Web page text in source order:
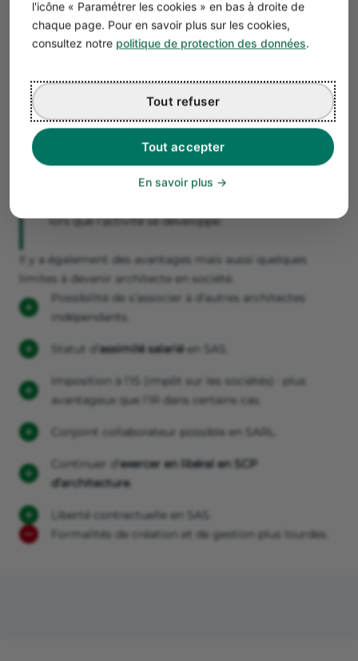
l'icône « Paramétrer les cookies » en bas à droite de
chaque page. Pour en savoir plus sur les cookies,
consultez notre politique de protection des données.
Tout accepter
Tout refuser
En savoir plus
Peu de coûts de fonctionnement ou de gestion
administrative complexe.
Impossible dedéduire les frais professionnels
récupérer la TVA
Plafonds de chiffre d’affaires relativement bas.
Devenir architecte freelance en micro-
entreprise peut être intéressant pour
lors que l’activité se développe.
Il y a également des avantages mais aussi quelques
limites à devenir architecte en société.
Possibilité de s’associer à d’autres architectes
indépendants.
Statut d’ assimilé salariéen SAS.
Imposition à l’IS (impôt sur les sociétés) : plus
avantageux que l’IR dans certains cas.
Conjoint collaborateur possible en SARL.
Continuer d’ exercer en libéral en SCP
d’architecture.
Liberté contractuelle en SAS.
Formalités de création et de gestion plus lourdes.